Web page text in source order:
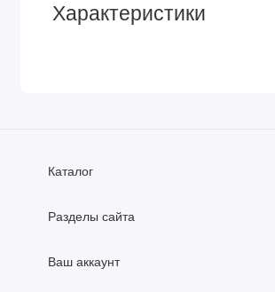
Характеристики
Каталог
Разделы сайта
Ваш аккаунт